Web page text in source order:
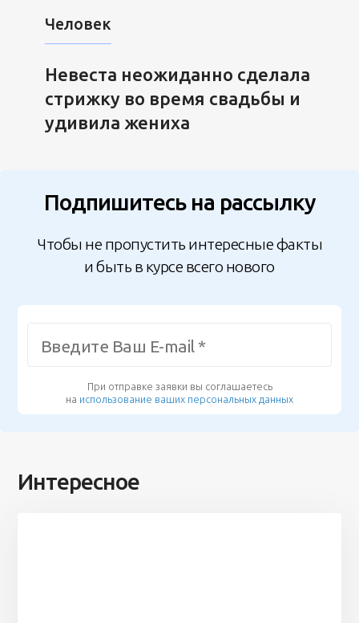
Человек
Невеста неожиданно сделала
стрижку во время свадьбы и
удивила жениха
Подпишитесь на рассылку
Чтобы не пропустить интересные факты
и быть в курсе всего нового
При отправке заявки вы соглашаетесь
на использование ваших персональных данных
Интересное